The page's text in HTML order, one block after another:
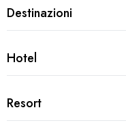
Arena
Destinazioni
Destinazioni
Pola
Medulin
Premantura
Zagabria
Hotel
Hotel
Grand Hotel Brioni Pula, A
Park Plaza Histria
Resort
Resort